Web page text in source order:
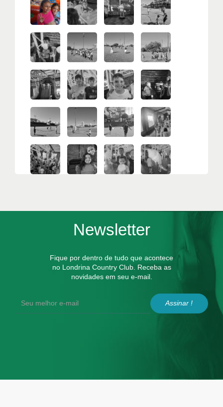
Newsletter
Fique por dentro de tudo que acontece
no Londrina Country Club. Receba as
novidades em seu e-mail.
Assinar !